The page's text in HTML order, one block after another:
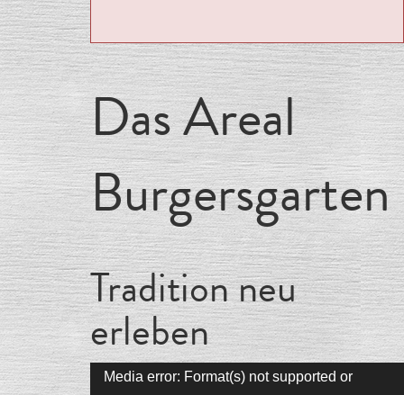
Das Areal
Burgersgarten
Tradition neu
erleben
Video-
Media error: Format(s) not supported or